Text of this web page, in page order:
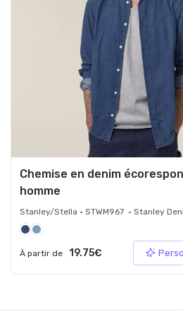
Chemise en denim
homme
Stanley/Stella • STWM967 • Stanley
À partir de 19.75€